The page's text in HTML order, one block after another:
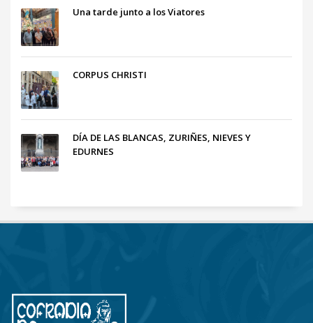
Una tarde junto a los Viatores
CORPUS CHRISTI
DÍA DE LAS BLANCAS, ZURIÑES, NIEVES Y
EDURNES